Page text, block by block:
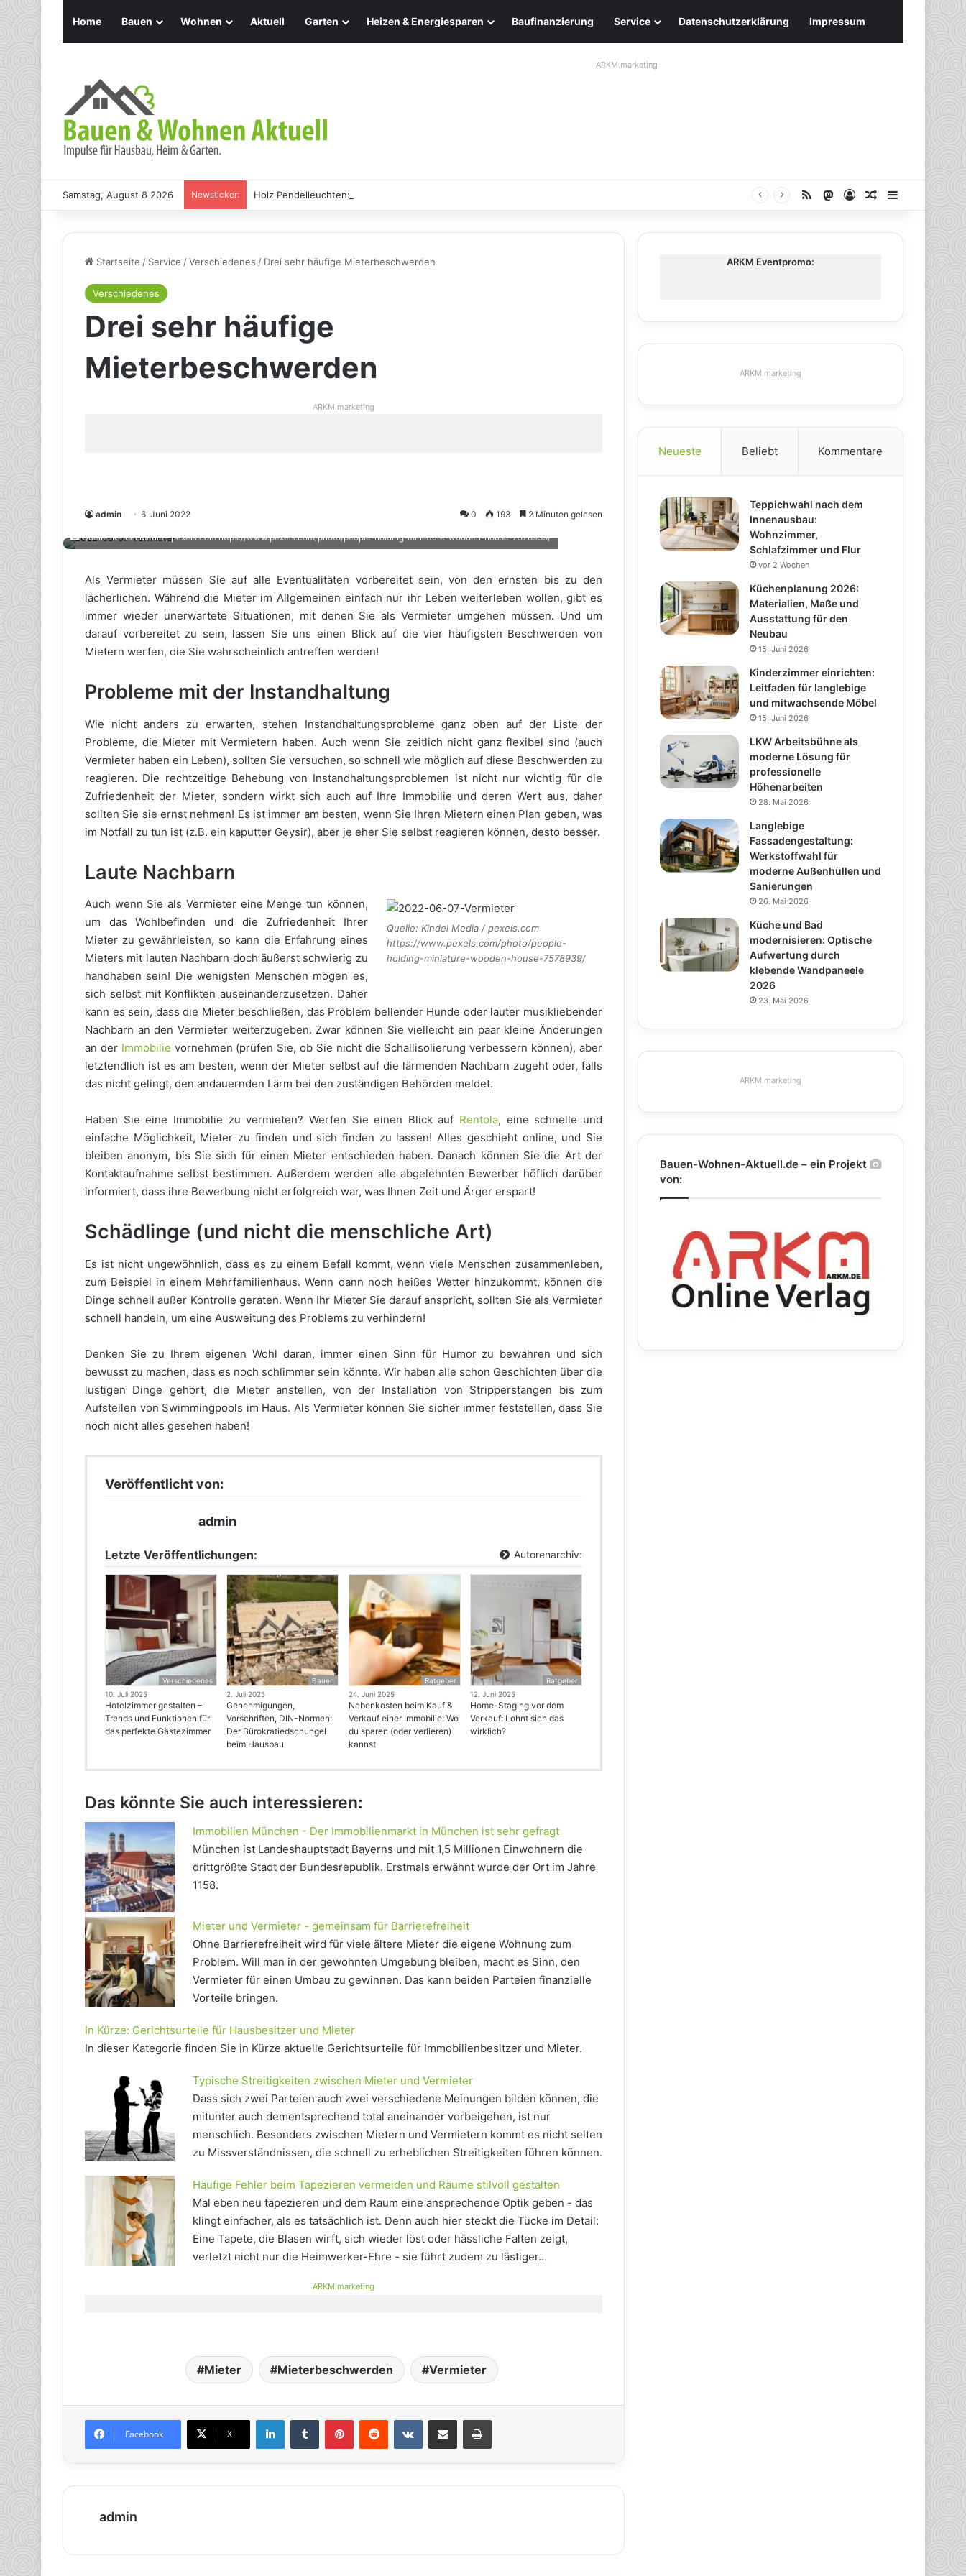
Home Bauen Wohnen Aktuell Garten Heizen & Energiesparen Baufinanzierung Service Datenschutzerklärung Impressum
ARKM.marketing
Samstag, August 8 2026 Newsticker: Holz Pendelleuchten: Eleganz und Nachhaltigkeit für Ihr Zuhause RSS Mastodon
AnmeldenZufälliger
Startseite / Service /Verschiedenes / Drei sehr häufige Mieterbeschwerden
Verschiedenes
Drei sehr häufige
Mieterbeschwerden
ARKM.marketing
admin 6. Juni 2022 0 193 2 Minuten gelesen
Quelle: Kindel Media / pexels.com https://www.pexels.com/photo/people-holding-miniature-wooden-house-7578939/
Als Vermieter müssen Sie auf alle Eventualitäten vorbereitet sein, von den ernsten bis zu den
lächerlichen. Während die Mieter im Allgemeinen einfach nur ihr Leben weiterleben wollen, gibt es
immer wieder unerwartete Situationen, mit denen Sie als Vermieter umgehen müssen. Und um
darauf vorbereitet zu sein, lassen Sie uns einen Blick auf die vier häufigsten Beschwerden von
Mietern werfen, die Sie wahrscheinlich antreffen werden!
Probleme mit der Instandhaltung
Wie nicht anders zu erwarten, stehen Instandhaltungsprobleme ganz oben auf der Liste der
Probleme, die Mieter mit Vermietern haben. Auch wenn Sie zeitlich nicht ganz flexibel sind (auch
Vermieter haben ein Leben), sollten Sie versuchen, so schnell wie möglich auf diese Beschwerden zu
reagieren. Die rechtzeitige Behebung von Instandhaltungsproblemen ist nicht nur wichtig für die
Zufriedenheit der Mieter, sondern wirkt sich auch auf Ihre Immobilie und deren Wert aus, daher
sollten Sie sie ernst nehmen! Es ist immer am besten, wenn Sie Ihren Mietern einen Plan geben, was
im Notfall zu tun ist (z.B. ein kaputter Geysir), aber je eher Sie selbst reagieren können, desto besser.
Laute Nachbarn
Quelle: Kindel Media / pexels.com
https://www.pexels.com/photo/people-
holding-miniature-wooden-house-7578939/
Auch wenn Sie als Vermieter eine Menge tun können,
um das Wohlbefinden und die Zufriedenheit Ihrer
Mieter zu gewährleisten, so kann die Erfahrung eines
Mieters mit lauten Nachbarn doch äußerst schwierig zu
handhaben sein! Die wenigsten Menschen mögen es,
sich selbst mit Konflikten auseinanderzusetzen. Daher
kann es sein, dass die Mieter beschließen, das Problem bellender Hunde oder lauter musikliebender
Nachbarn an den Vermieter weiterzugeben. Zwar können Sie vielleicht ein paar kleine Änderungen
an der Immobilie vornehmen (prüfen Sie, ob Sie nicht die Schallisolierung verbessern können), aber
letztendlich ist es am besten, wenn der Mieter selbst auf die lärmenden Nachbarn zugeht oder, falls
das nicht gelingt, den andauernden Lärm bei den zuständigen Behörden meldet.
Haben Sie eine Immobilie zu vermieten? Werfen Sie einen Blick auf Rentola, eine schnelle und
einfache Möglichkeit, Mieter zu finden und sich finden zu lassen! Alles geschieht online, und Sie
bleiben anonym, bis Sie sich für einen Mieter entschieden haben. Danach können Sie die Art der
Kontaktaufnahme selbst bestimmen. Außerdem werden alle abgelehnten Bewerber höflich darüber
informiert, dass ihre Bewerbung nicht erfolgreich war, was Ihnen Zeit und Ärger erspart!
Schädlinge (und nicht die menschliche Art)
Es ist nicht ungewöhnlich, dass es zu einem Befall kommt, wenn viele Menschen zusammenleben,
zum Beispiel in einem Mehrfamilienhaus. Wenn dann noch heißes Wetter hinzukommt, können die
Dinge schnell außer Kontrolle geraten. Wenn Ihr Mieter Sie darauf anspricht, sollten Sie als Vermieter
schnell handeln, um eine Ausweitung des Problems zu verhindern!
Denken Sie zu Ihrem eigenen Wohl daran, immer einen Sinn für Humor zu bewahren und sich
bewusst zu machen, dass es noch schlimmer sein könnte. Wir haben alle schon Geschichten über die
lustigen Dinge gehört, die Mieter anstellen, von der Installation von Stripperstangen bis zum
Aufstellen von Swimmingpools im Haus. Als Vermieter können Sie sicher immer feststellen, dass Sie
noch nicht alles gesehen haben!
Veröffentlicht von:
admin
Letzte Veröffentlichungen: Autorenarchiv:
Verschiedenes
10. Juli 2025
Hotelzimmer gestalten –
Trends und Funktionen für
das perfekte Gästezimmer
Bauen
2. Juli 2025
Genehmigungen,
Vorschriften, DIN-Normen:
Der Bürokratiedschungel
beim Hausbau
Ratgeber
24. Juni 2025
Nebenkosten beim Kauf &
Verkauf einer Immobilie: Wo
du sparen (oder verlieren)
kannst
Ratgeber
12. Juni 2025
Home-Staging vor dem
Verkauf: Lohnt sich das
wirklich?
Das könnte Sie auch interessieren:
Immobilien München - Der Immobilienmarkt in München ist sehr gefragt
München ist Landeshauptstadt Bayerns und mit 1,5 Millionen Einwohnern die
drittgrößte Stadt der Bundesrepublik. Erstmals erwähnt wurde der Ort im Jahre
1158.
Mieter und Vermieter - gemeinsam für Barrierefreiheit
Ohne Barrierefreiheit wird für viele ältere Mieter die eigene Wohnung zum
Problem. Will man in der gewohnten Umgebung bleiben, macht es Sinn, den
Vermieter für einen Umbau zu gewinnen. Das kann beiden Parteien finanzielle
Vorteile bringen.
In Kürze: Gerichtsurteile für Hausbesitzer und Mieter
In dieser Kategorie finden Sie in Kürze aktuelle Gerichtsurteile für Immobilienbesitzer und Mieter.
Typische Streitigkeiten zwischen Mieter und Vermieter
Dass sich zwei Parteien auch zwei verschiedene Meinungen bilden können, die
mitunter auch dementsprechend total aneinander vorbeigehen, ist nur
menschlich. Besonders zwischen Mietern und Vermietern kommt es nicht selten
zu Missverständnissen, die schnell zu erheblichen Streitigkeiten führen können.
Häufige Fehler beim Tapezieren vermeiden und Räume stilvoll gestalten
Mal eben neu tapezieren und dem Raum eine ansprechende Optik geben - das
klingt einfacher, als es tatsächlich ist. Denn auch hier steckt die Tücke im Detail:
Eine Tapete, die Blasen wirft, sich wieder löst oder hässliche Falten zeigt,
verletzt nicht nur die Heimwerker-Ehre - sie führt zudem zu lästiger…
ARKM.marketing
Mieter Mieterbeschwerden Vermieter
Facebook X
admin
ARKM Eventpromo:
ARKM.marketing
Neueste Beliebt Kommentare
Teppichwahl nach dem
Innenausbau:
Wohnzimmer,
Schlafzimmer und Flur
vor 2 Wochen
Küchenplanung 2026:
Materialien, Maße und
Ausstattung für den
Neubau
15. Juni 2026
Kinderzimmer einrichten:
Leitfaden für langlebige
und mitwachsende Möbel
15. Juni 2026
LKW Arbeitsbühne als
moderne Lösung für
professionelle
Höhenarbeiten
28. Mai 2026
Langlebige
Fassadengestaltung:
Werkstoffwahl für
moderne Außenhüllen und
Sanierungen
26. Mai 2026
Küche und Bad
modernisieren: Optische
Aufwertung durch
klebende Wandpaneele
2026
23. Mai 2026
ARKM.marketing
Bauen-Wohnen-Aktuell.de – ein Projekt
von: